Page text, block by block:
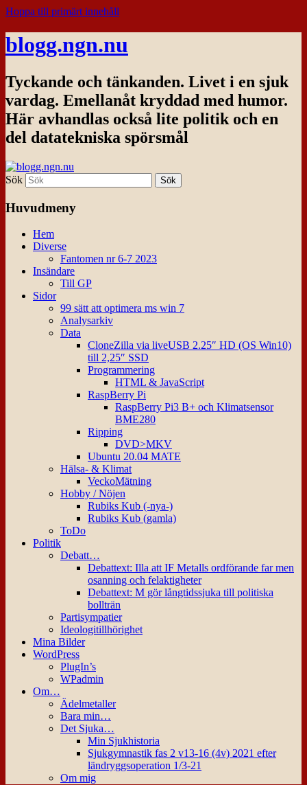
Hoppa till primärt innehåll
blogg.ngn.nu
Tyckande och tänkanden. Livet i en sjuk
vardag. Emellanåt kryddad med humor.
Här avhandlas också lite politik och en
del datatekniska spörsmål
Sök
Huvudmeny
Hem
Diverse
Fantomen nr 6-7 2023
Insändare
Till GP
Sidor
99 sätt att optimera ms win 7
Analysarkiv
Data
CloneZilla via liveUSB 2.25″ HD (OS Win10)
till 2,25″ SSD
Programmering
HTML & JavaScript
RaspBerry Pi
RaspBerry Pi3 B+ och Klimatsensor
BME280
Ripping
DVD>MKV
Ubuntu 20.04 MATE
Hälsa- & Klimat
VeckoMätning
Hobby / Nöjen
Rubiks Kub (-nya-)
Rubiks Kub (gamla)
ToDo
Politik
Debatt…
Debattext: Illa att IF Metalls ordförande far men
osanning och felaktigheter
Debattext: M gör långtidssjuka till politiska
bollträn
Partisympatier
Ideologitillhörighet
Mina Bilder
WordPress
PlugIn’s
WPadmin
Om…
Ädelmetaller
Bara min…
Det Sjuka…
Min Sjukhistoria
Sjukgymnastik fas 2 v13-16 (4v) 2021 efter
ländryggsoperation 1/3-21
Om mig